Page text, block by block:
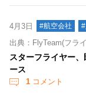
4月3日 #航空会社
出典：FlyTeam(フラ
スターフライヤー
ース
1 コメント